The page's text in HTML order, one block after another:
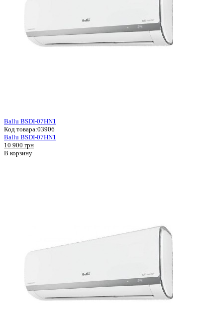
Ballu BSDI-07HN1
Код товара:03906
Ballu BSDI-07HN1
10 900 грн
В корзину